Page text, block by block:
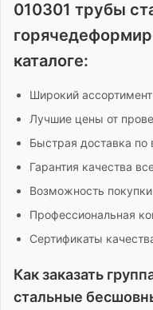
010301 трубы
каталоге:
Широкий ассортимент
Лучшие цены от
Быстрая доставка по
Гарантия качества
Возможность
Профессиональная
Сертификаты
Как заказать
стальные